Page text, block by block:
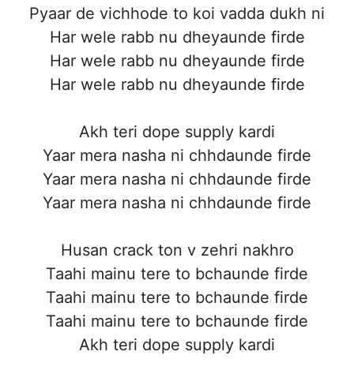
Pyaar de vichhode to koi vadda dukh ni
Har wele rabb nu dheyaunde firde
Har wele rabb nu dheyaunde firde
Har wele rabb nu dheyaunde firde
Akh teri dope supply kardi
Yaar mera nasha ni chhdaunde firde
Yaar mera nasha ni chhdaunde firde
Yaar mera nasha ni chhdaunde firde
Husan crack ton v zehri nakhro
Taahi mainu tere to bchaunde firde
Taahi mainu tere to bchaunde firde
Taahi mainu tere to bchaunde firde
Akh teri dope supply kardi